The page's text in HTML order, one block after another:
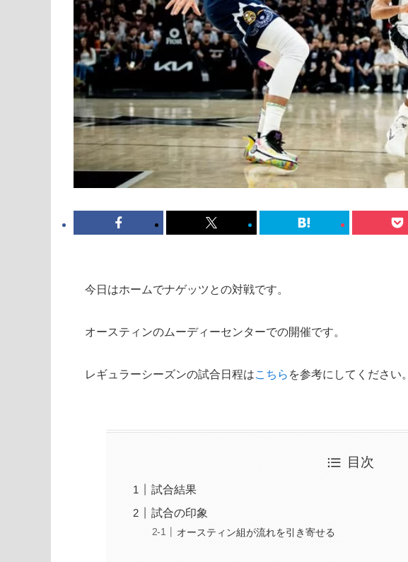
今日はホームでナゲッツとの対戦です。
オースティンのムーディーセンターでの開催です。
レギュラーシーズンの試合日程はこちら を参考にしてください。
目次
試合結果
試合の印象
オースティン組が流れを引き寄せる